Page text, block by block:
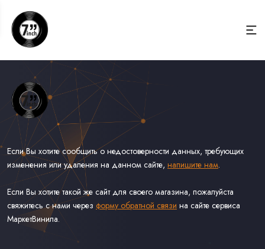
Если Вы хотите сообщить о недостоверности данных, требующих
изменения или удаления на данном сайте, напишите нам.
Если Вы хотите такой же сайт для своего магазина, пожалуйста
свяжитесь с нами через форму обратной связи на сайте сервиса
МаркетВинила.
Весь Каталог Винила на 7''